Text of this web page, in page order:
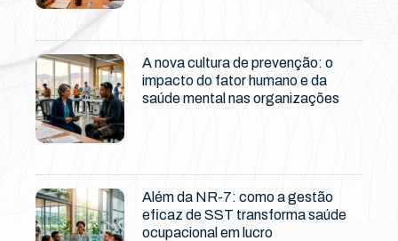
A nova cultura de prevenção: o
impacto do fator humano e da
saúde mental nas organizações
Além da NR-7: como a gestão
eficaz de SST transforma saúde
ocupacional em lucro